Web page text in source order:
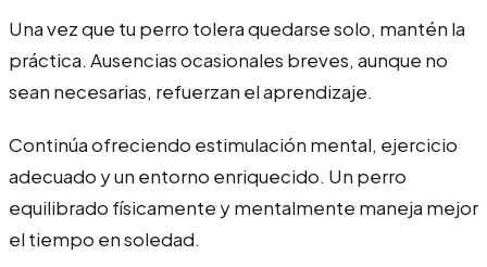
Una vez que tu perro tolera quedarse solo, mantén la
práctica. Ausencias ocasionales breves, aunque no
sean necesarias, refuerzan el aprendizaje.
Continúa ofreciendo estimulación mental, ejercicio
adecuado y un entorno enriquecido. Un perro
equilibrado físicamente y mentalmente maneja mejor
el tiempo en soledad.